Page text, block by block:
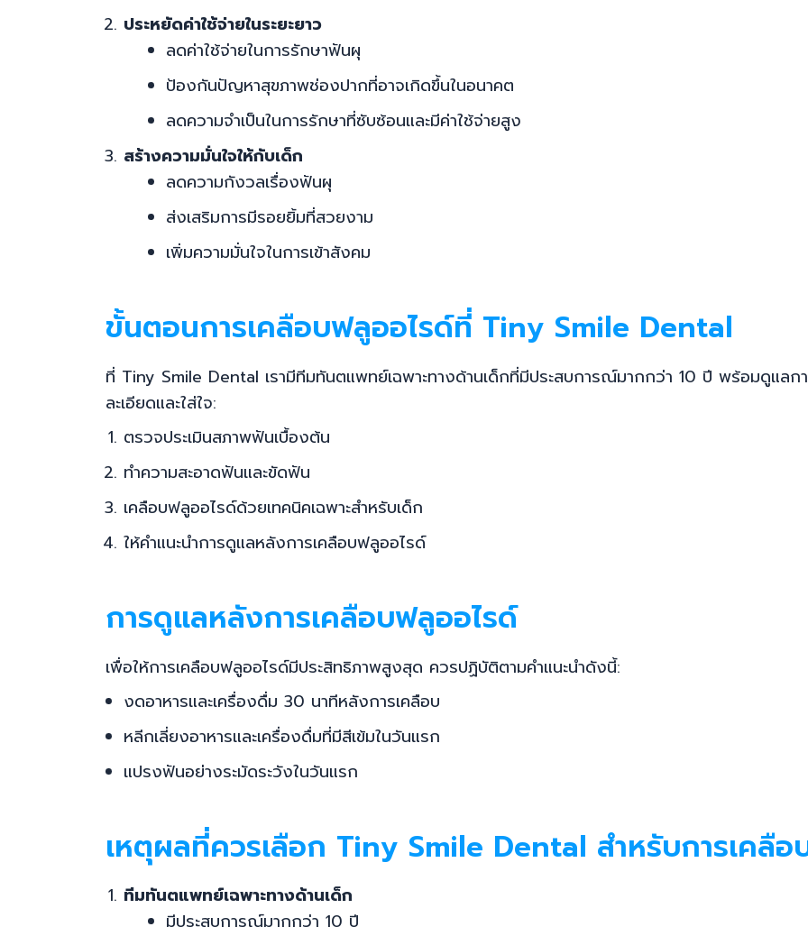
ประหยัดค่าใช้จ่ายในระยะยาว
ลดค่าใช้จ่ายในการรักษาฟันผุ
ป้องกันปัญหาสุขภาพช่องปากที่อาจเกิดขึ้นในอนาคต
ลดความจำเป็นในการรักษาที่ซับซ้อนและมีค่าใช้จ่ายสูง
สร้างความมั่นใจให้กับเด็ก
ลดความกังวลเรื่องฟันผุ
ส่งเสริมการมีรอยยิ้มที่สวยงาม
เพิ่มความมั่นใจในการเข้าสังคม
ขั้นตอนการเคลือบฟลูออไรด์ที่ Tiny Smile Dental
ที่ Tiny Smile Dental เรามีทีมทันตแพทย์เฉพาะทางด้านเด็กที่มีประสบการณ์มากกว่า 10 ปี พร้อมดูแล
ละเอียดและใส่ใจ:
ตรวจประเมินสภาพฟันเบื้องต้น
ทำความสะอาดฟันและขัดฟัน
เคลือบฟลูออไรด์ด้วยเทคนิคเฉพาะสำหรับเด็ก
ให้คำแนะนำการดูแลหลังการเคลือบฟลูออไรด์
การดูแลหลังการเคลือบฟลูออไรด์
เพื่อให้การเคลือบฟลูออไรด์มีประสิทธิภาพสูงสุด ควรปฏิบัติตามคำแนะนำดังนี้:
งดอาหารและเครื่องดื่ม 30 นาทีหลังการเคลือบ
หลีกเลี่ยงอาหารและเครื่องดื่มที่มีสีเข้มในวันแรก
แปรงฟันอย่างระมัดระวังในวันแรก
เหตุผลที่ควรเลือก Tiny Smile Dental สำหรับการเคลื
ทีมทันตแพทย์เฉพาะทางด้านเด็ก
มีประสบการณ์มากกว่า 10 ปี